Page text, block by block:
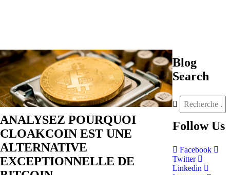
ANALYSEZ POURQUOI
CLOAKCOIN EST UNE
ALTERNATIVE
EXCEPTIONNELLE DE
Blog
Search
Follow Us
Facebook
Twitter
Linkedin